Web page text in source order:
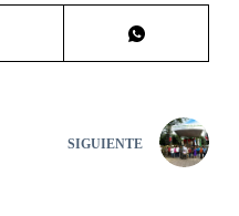
SIGUIENTE